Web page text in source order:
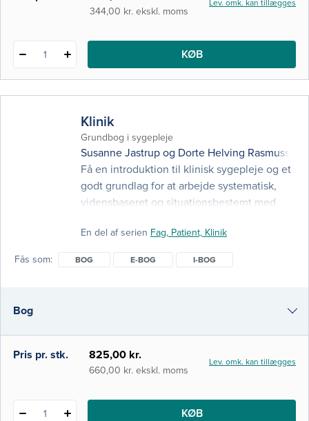
344,00 kr. ekskl. moms
Lev. omk. kan tillægges
1 KØB
Klinik
Grundbog i sygepleje
Susanne Jastrup og Dorte Helving Rasmussen
Få en introduktion til klinisk sygepleje og et
godt grundlag for at arbejde systematisk,
vidensbaseret og situationsbestemt med
problemstillinger. I 3. udgave af Klinik - en
En del af serien Fag, Patient, Klinik
Fås som BOG E-BOG I-BOG
Bog
e-bog
Pris pr. stk. 825,00 kr.
660,00 kr. ekskl. moms
Lev. omk. kan tillægges
1 KØB